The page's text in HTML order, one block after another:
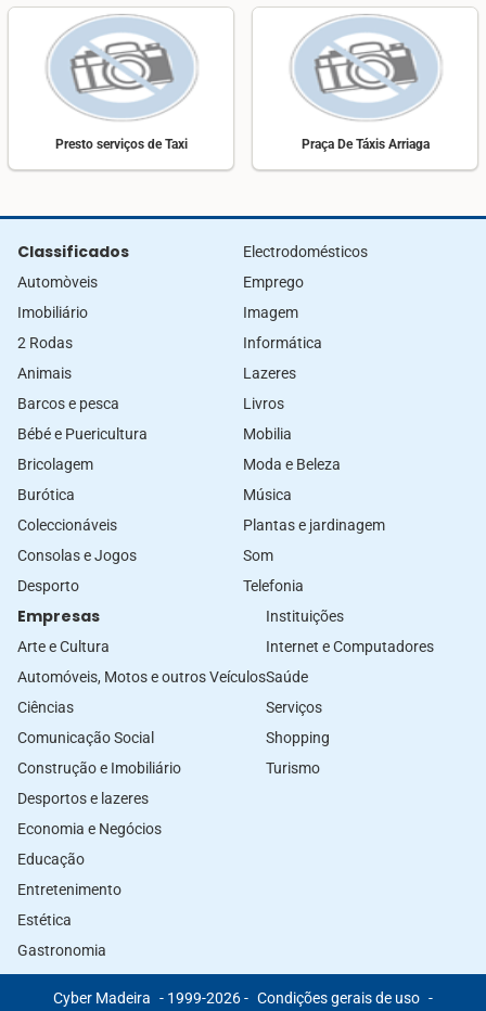
Presto serviços de Taxi Praça De Táxis Arriaga
Classificados
Automòveis
Imobiliário
2 Rodas
Animais
Barcos e pesca
Bébé e Puericultura
Bricolagem
Burótica
Coleccionáveis
Consolas e Jogos
Desporto
Electrodomésticos
Emprego
Imagem
Informática
Lazeres
Livros
Mobilia
Moda e Beleza
Música
Plantas e jardinagem
Som
Telefonia
Empresas
Arte e Cultura
Automóveis, Motos e outros Veículos
Ciências
Comunicação Social
Construção e Imobiliário
Desportos e lazeres
Economia e Negócios
Educação
Entretenimento
Estética
Gastronomia
Instituições
Internet e Computadores
Saúde
Serviços
Shopping
Turismo
Cyber Madeira - 1999-2026 - Condições gerais de uso -